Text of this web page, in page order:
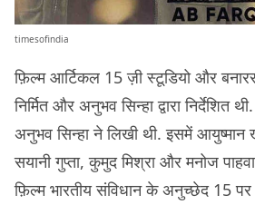
timesofindia
फ़िल्म आर्टिकल 15 ज़ी स्टूडियो और बनारस
निर्मित और अनुभव सिन्हा द्वारा निर्देशित
अनुभव सिन्हा ने लिखी थी. इसमें आयुष्मान
सयानी गुप्ता, कुमुद मिश्रा और मनोज
फ़िल्म भारतीय संविधान के अनुच्छेद 15 पर